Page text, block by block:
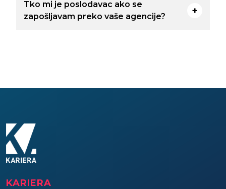
Tko mi je poslodavac ako se
zapošljavam preko vaše agencije?
KARIERA